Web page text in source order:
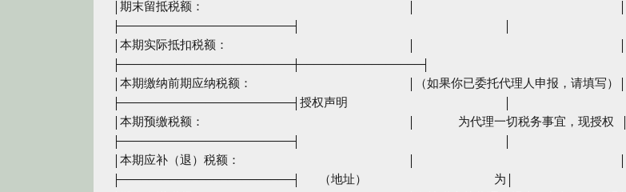
│期末留抵税额：　　　　　　　　　　　　　　　　　│　　　　　　　　　　　　　　　　　│
├────────────────────────┤　　　　　　　　　　　　　　　　　│
│本期实际抵扣税额：　　　　　　　　　　　　　　　│　　　　　　　　　　　　　　　　　│
├────────────────────────┼─────────────────┤
│本期缴纳前期应纳税额：　　　　　　　　　　　　　│（如果你已委托代理人申报，请填写）│
├────────────────────────┤授权声明　　　　　　　　　　　　　│
│本期预缴税额：　　　　　　　　　　　　　　　　　│　　　 为代理一切税务事宜，现授权 │
├────────────────────────┤　　　　　　　　　　　　　　　　　│
│本期应补（退）税额：　　　　　　　　　　　　　　│　　　　　　　　　　　　　　　　　│
├────────────────────────┤　 （地址）　　　　　　　　　　 为│